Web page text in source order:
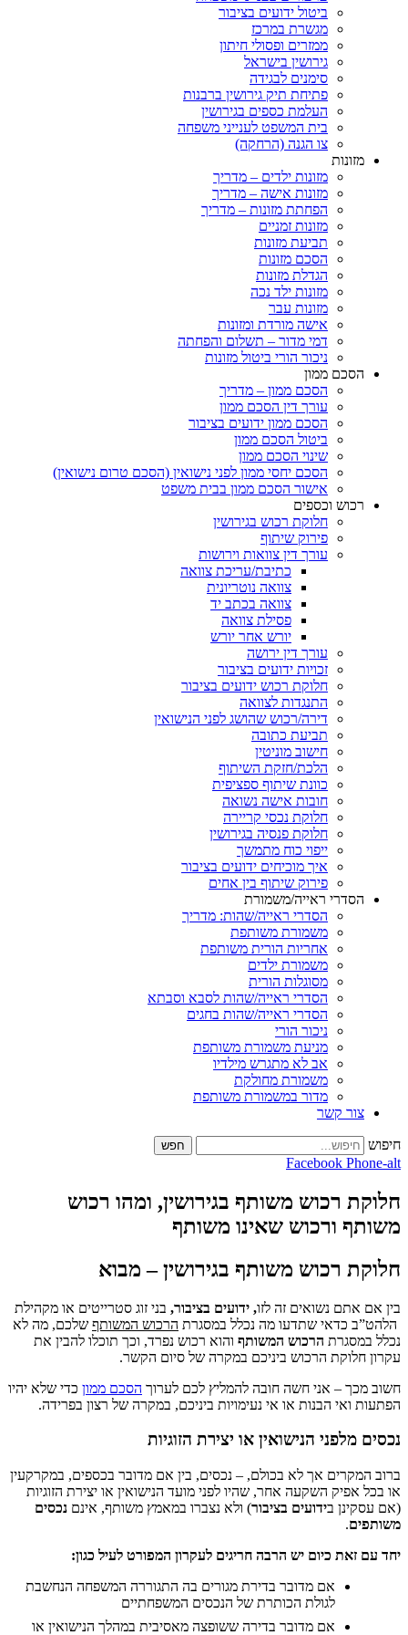
ביטול ידועים בציבור
מגשרת במרכז
ממזרים ופסולי חיתון
גירושין בישראל
סימנים לבגידה
פתיחת תיק גירושין ברבנות
העלמת כספים בגירושין
בית המשפט לענייני משפחה
צו הגנה (הרחקה)
מזונות ילדים – מדריך
מזונות אישה – מדריך
הפחתת מזונות – מדריך
מזונות זמניים
תביעת מזונות
הסכם מזונות
הגדלת מזונות
מזונות ילד נכה
מזונות עבר
אישה מורדת ומזונות
דמי מדור – תשלום והפחתה
ניכור הורי ביטול מזונות
ממון
הסכם ממון – מדריך
עורך דין הסכם ממון
הסכם ממון ידועים בציבור
ביטול הסכם ממון
שינוי הסכם ממון
הסכם יחסי ממון לפני נישואין (הסכם טרום נישואין)
אישור הסכם ממון בבית משפט
וכספים
חלוקת רכוש בגירושין
פירוק שיתוף
עורך דין צוואות וירושות
כתיבת/עריכת צוואה
צוואה נוטריונית
צוואה בכתב יד
פסילת צוואה
יורש אחר יורש
עורך דין ירושה
זכויות ידועים בציבור
חלוקת רכוש ידועים בציבור
התנגדות לצוואה
דירה/רכוש שהושג לפני הנישואין
תביעת כתובה
חישוב מוניטין
הלכת/חזקת השיתוף
כוונת שיתוף ספציפית
חובות אישה נשואה
חלוקת נכסי קריירה
חלוקת פנסיה בגירושין
ייפוי כוח מתמשך
איך מוכיחים ידועים בציבור
פירוק שיתוף בין אחים
ראייה/משמורת
הסדרי ראייה/שהות: מדריך
משמורת משותפת
אחריות הורית משותפת
משמורת ילדים
מסוגלות הורית
הסדרי ראייה/שהות לסבא וסבתא
הסדרי ראייה/שהות בחגים
ניכור הורי
מניעת משמורת משותפת
אב לא מתגרש מילדיו
משמורת מחולקת
מדור במשמורת משותפת
Facebook
משותף בגירושין, ומהו רכוש
שאינו משותף
משותף בגירושין – מבוא
נשואים זה לזו,ידועים בציבור,בני זוג סטרייטים או מקהילת
שתדעו מה נכלל במסגרתהרכוש המשותףשלכם, מה לא
הרכוש המשותףוהוא רכוש נפרד, וכך תוכלו להבין את
הרכוש ביניכם במקרה של סיום הקשר.
אני חשה חובה להמליץ לכם לערוךהסכם ממון כדי שלא יהיו
הבנות או אי נעימויות ביניכם, במקרה של רצון בפרידה.
הנישואין או יצירת הזוגיות
אך לא בכולם, – נכסים, בין אם מדובר בכספים, במקרקעין
השקעה אחר, שהיו לפני מועד הנישואין או יצירת הזוגיות
בידועים בציבור) ולא נצברו במאמץ משותף, אינםנכסים
כיום יש הרבה חריגים לעקרון המפורט לעיל כגון:
אם מדובר בדירת מגורים בה התגוררה המשפחה הנחשבת
לגולת הכותרת של הנכסים המשפחתיים
אם מדובר בדירה ששופצה מאסיבית במהלך הנישואין או